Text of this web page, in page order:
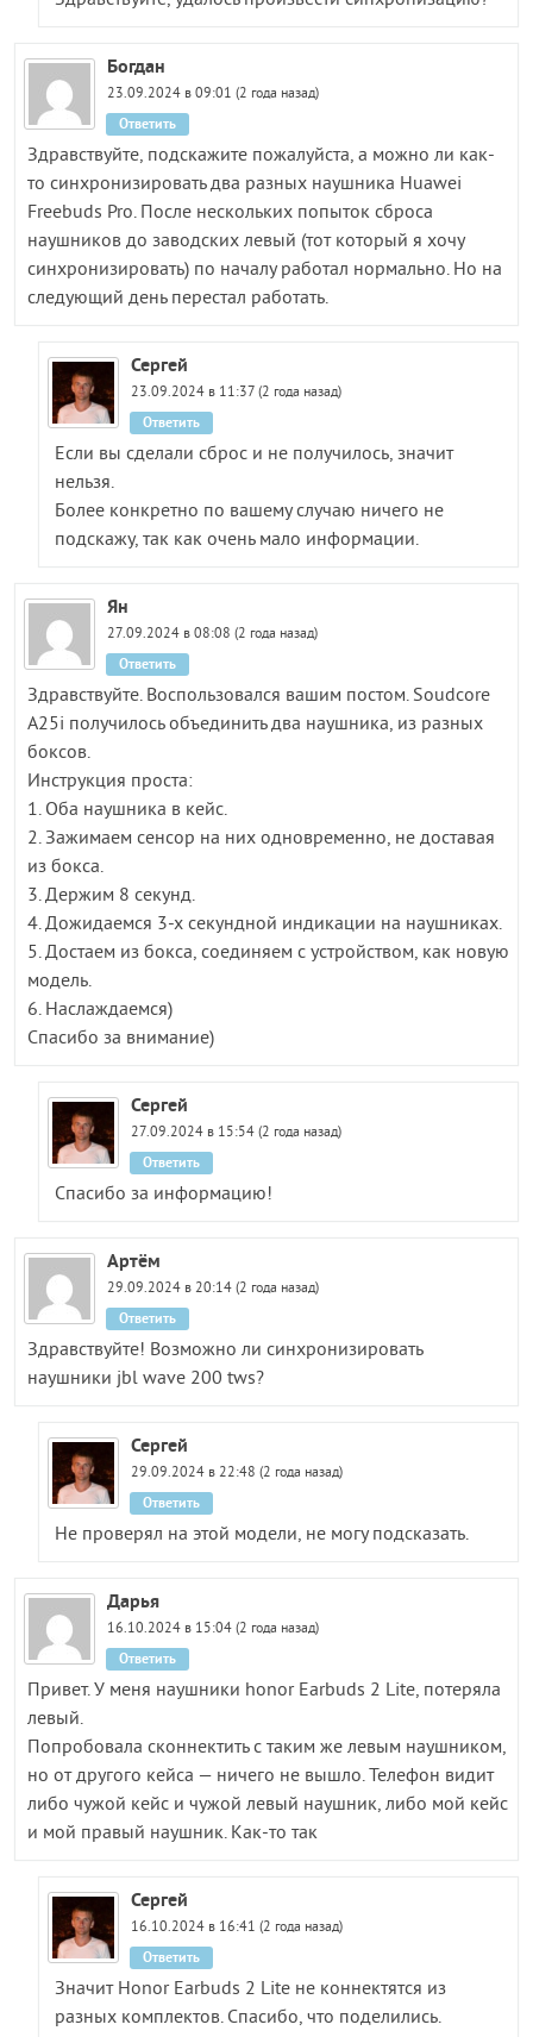
Богдан
23.09.2024 в 09:01 (2 года назад)
Здравствуйте, подскажите пожалуйста, а можно ли как-
то синхронизировать два разных наушника Huawei
Freebuds Pro. После нескольких попыток сброса
наушников до заводских левый (тот который я хочу
синхронизировать) по началу работал нормально. Но на
следующий день перестал работать.
Ответить
Сергей
23.09.2024 в 11:37 (2 года назад)
Если вы сделали сброс и не получилось, значит
нельзя.
Более конкретно по вашему случаю ничего не
подскажу, так как очень мало информации.
Ответить
Ян
27.09.2024 в 08:08 (2 года назад)
Здравствуйте. Воспользовался вашим постом. Soudcore
A25i получилось объединить два наушника, из разных
боксов.
Инструкция проста:
1. Оба наушника в кейс.
2. Зажимаем сенсор на них одновременно, не доставая
из бокса.
3. Держим 8 секунд.
4. Дожидаемся 3-х секундной индикации на наушниках.
5. Достаем из бокса, соединяем с устройством, как новую
модель.
6. Наслаждаемся)
Спасибо за внимание)
Ответить
Сергей
27.09.2024 в 15:54 (2 года назад)
Спасибо за информацию!
Ответить
Артём
29.09.2024 в 20:14 (2 года назад)
Здравствуйте! Возможно ли синхронизировать
наушники jbl wave 200 tws?
Ответить
Сергей
29.09.2024 в 22:48 (2 года назад)
Не проверял на этой модели, не могу подсказать.
Ответить
Дарья
16.10.2024 в 15:04 (2 года назад)
Привет. У меня наушники honor Earbuds 2 Lite, потеряла
левый.
Попробовала сконнектить с таким же левым наушником,
но от другого кейса — ничего не вышло. Телефон видит
либо чужой кейс и чужой левый наушник, либо мой кейс
и мой правый наушник. Как-то так
Ответить
Сергей
16.10.2024 в 16:41 (2 года назад)
Значит Honor Earbuds 2 Lite не коннектятся из
разных комплектов. Спасибо, что поделились.
Ответить